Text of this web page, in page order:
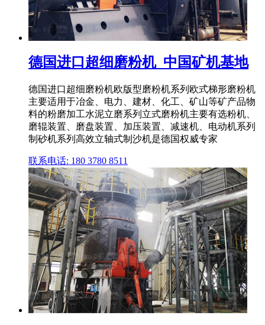
德国进口超细磨粉机_中国矿机基地
德国进口超细磨粉机欧版型磨粉机系列欧式梯形磨粉机
主要适用于冶金、电力、建材、化工、矿山等矿产品物
料的粉磨加工水泥立磨系列立式磨粉机主要有选粉机、
磨辊装置、磨盘装置、加压装置、减速机、电动机系列
制砂机系列高效立轴式制沙机是德国权威专家
联系电话: 180 3780 8511